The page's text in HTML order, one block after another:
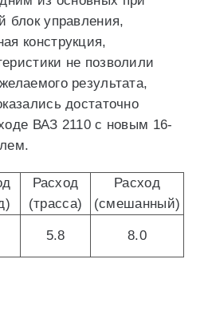
блок управления,
конструкция,
не позволили
результата,
достаточно
ВАЗ 2110 с новым 16-
Расход
(трасса)
Расход
(смешанный)
5.8 8.0